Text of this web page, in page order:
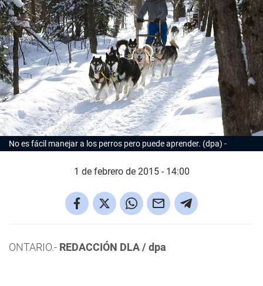
No es fácil manejar a los perros pero puede aprender. (dpa)
1 de febrero de 2015 - 14:00
ONTARIO.- REDACCIÓN DLA /dpa